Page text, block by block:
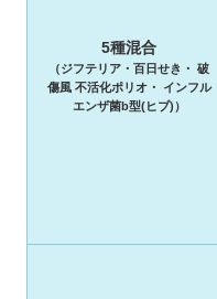
5種混合
（ジフテリア・百日せき・ 破
傷風 不活化ポリオ・ インフル
エンザ菌b型(ヒブ)）